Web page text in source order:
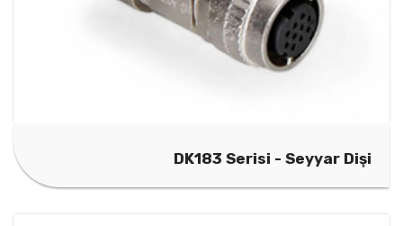
DK183 Serisi - Seyyar Dişi